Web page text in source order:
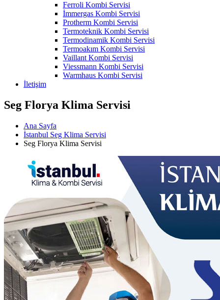
Ferroli Kombi Servisi
İmmergas Kombi Servisi
Protherm Kombi Servisi
Termoteknik Kombi Servisi
Termodinamik Kombi Servisi
Termoakım Kombi Servisi
Vaillant Kombi Servisi
Viessmann Kombi Servisi
Warmhaus Kombi Servisi
İletişim
Seg Florya Klima Servisi
Ana Sayfa
İstanbul Seg Klima Servisi
Seg Florya Klima Servisi